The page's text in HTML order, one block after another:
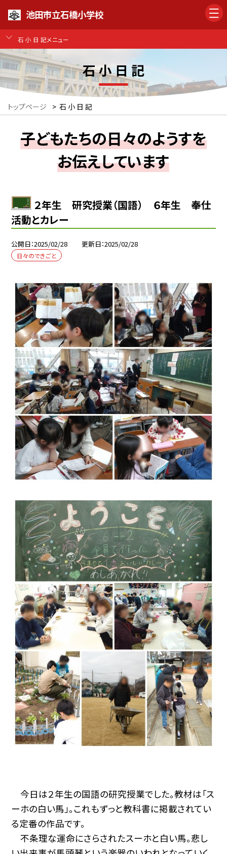
池田市立石橋小学校
石 小 日 記メニュー
石 小 日 記
トップページ > 石 小 日 記
子どもたちの日々のようすを
お伝えしています
２年生 研究授業（国語） ６年生 奉仕
活動とカレー
公開日 2025/02/28 更新日 2025/02/28
日々のできごと
今日は２年生の国語の研究授業でした。教材は「ス
ーホの白い馬」。これもずっと教科書に掲載されてい
る定番の作品です。
不条理な運命にさらされたスーホと白い馬。悲し